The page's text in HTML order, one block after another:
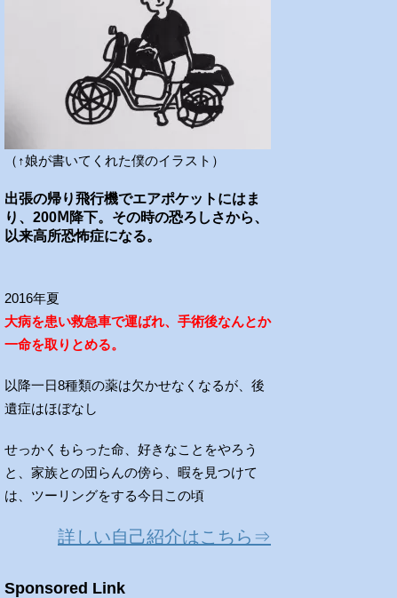
（↑娘が書いてくれた僕のイラスト）
出張の帰り飛行機でエアポケットにはま
り、200Ⅿ降下。その時の恐ろしさから、
以来高所恐怖症になる。
2016年夏
大病を患い救急車で運ばれ、手術後なんとか
一命を取りとめる。
以降一日8種類の薬は欠かせなくなるが、後
遺症はほぼなし
せっかくもらった命、好きなことをやろう
と、家族との団らんの傍ら、暇を見つけて
は、ツーリングをする今日この頃
詳しい自己紹介はこちら⇒
Sponsored Link